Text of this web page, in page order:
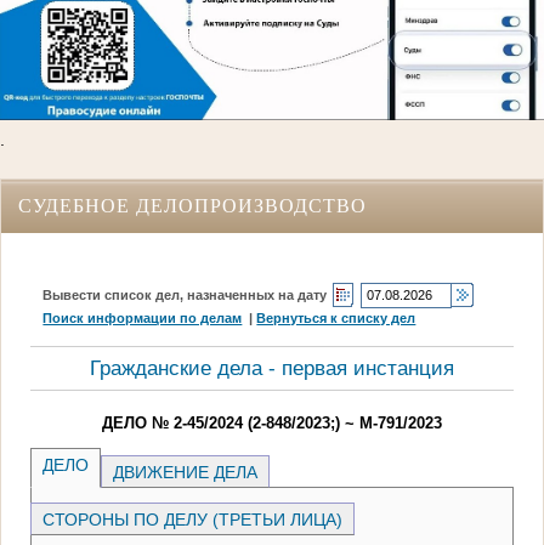
.
СУДЕБНОЕ ДЕЛОПРОИЗВОДСТВО
Вывести список дел, назначенных на дату
Поиск информации по делам |Вернуться к списку дел
Гражданские дела - первая инстанция
ДЕЛО № 2-45/2024 (2-848/2023;) ~ М-791/2023
ДЕЛО ДВИЖЕНИЕ ДЕЛА
СТОРОНЫ ПО ДЕЛУ (ТРЕТЬИ ЛИЦА)